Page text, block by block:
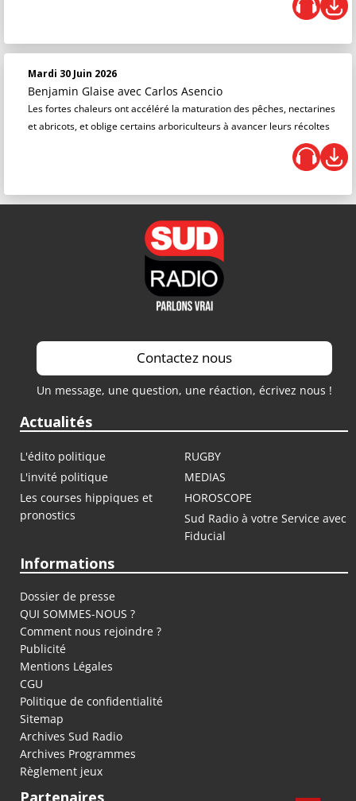
Mardi 30 Juin 2026
Benjamin Glaise avec Carlos Asencio
Les fortes chaleurs ont accéléré la maturation des pêches, nectarines
et abricots, et oblige certains arboriculteurs à avancer leurs récoltes
Contactez nous
Un message, une question, une réaction, écrivez nous !
Actualités
L'édito politique
RUGBY
L'invité politique
MEDIAS
Les courses hippiques et
pronostics
HOROSCOPE
Sud Radio à votre Service avec
Fiducial
Informations
Dossier de presse
QUI SOMMES-NOUS ?
Comment nous rejoindre ?
Publicité
Mentions Légales
CGU
Politique de confidentialité
Sitemap
Archives Sud Radio
Archives Programmes
Règlement jeux
Partenaires